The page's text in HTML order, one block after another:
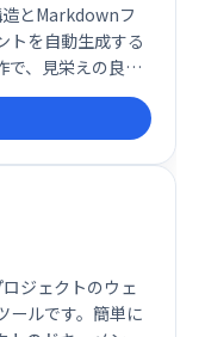
とMarkdownフ
トを自動生成する
で、見栄えの良い
な設定や複雑な操
、すぐに使い始
ント作成を実現し
ュメントジェネレ
生産性を向上さ
ジェクトのウェ
ールです。簡単に